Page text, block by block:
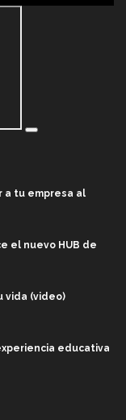
a tu empresa al
el nuevo HUB de
vida (video)
educativa